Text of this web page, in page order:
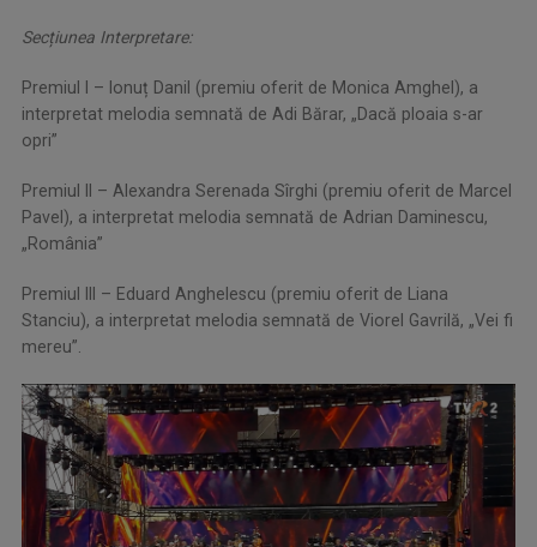
Secțiunea Interpretare:
Premiul I – Ionuț Danil (premiu oferit de Monica Amghel), a
interpretat melodia semnată de Adi Bărar, „Dacă ploaia s-ar
opri”
Premiul II – Alexandra Serenada Sîrghi (premiu oferit de Marcel
Pavel), a interpretat melodia semnată de Adrian Daminescu,
„România”
Premiul III – Eduard Anghelescu (premiu oferit de Liana
Stanciu), a interpretat melodia semnată de Viorel Gavrilă, „Vei fi
mereu”.